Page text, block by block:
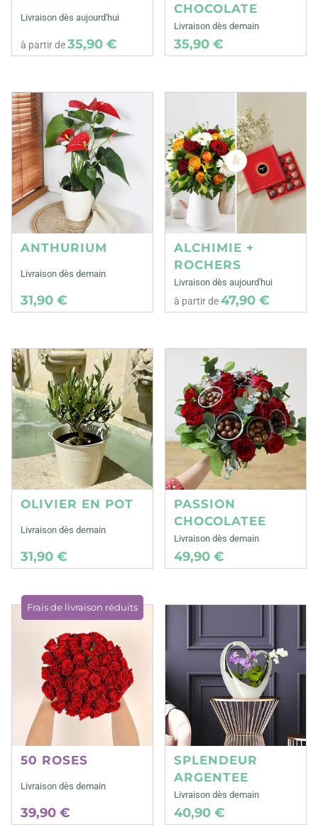
Livraison dès aujourd'hui
à partir de35,90 €
CHOCOLATE
Livraison dès demain
35,90 €
ANTHURIUM
Livraison dès demain
31,90 €
ALCHIMIE +
ROCHERS
Livraison dès aujourd'hui
à partir de47,90 €
OLIVIER EN POT
Livraison dès demain
31,90 €
PASSION
CHOCOLATEE
Livraison dès demain
49,90 €
Frais de livraison réduits
50 ROSES
Livraison dès demain
39,90 €
SPLENDEUR
ARGENTEE
Livraison dès demain
40,90 €